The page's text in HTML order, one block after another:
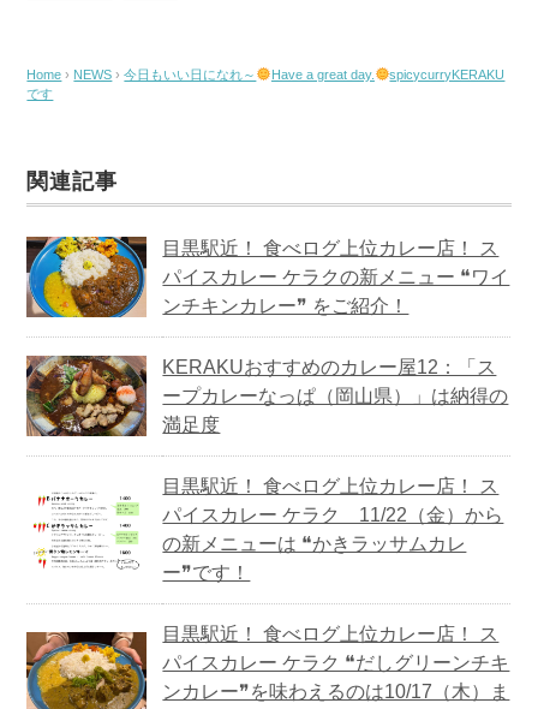
Home › NEWS ›今日もいい日になれ～ Have a great day.
spicycurryKERAKU
です
関連記事
目黒駅近！ 食べログ上位カレー店！ ス
パイスカレー ケラクの新メニュー ❝ワイ
ンチキンカレー❞ をご紹介！
KERAKUおすすめのカレー屋12：「ス
ープカレーなっぱ（岡山県）」は納得の
満足度
目黒駅近！ 食べログ上位カレー店！ ス
パイスカレー ケラク 11/22（金）から
の新メニューは ❝かきラッサムカレ
ー❞です！
目黒駅近！ 食べログ上位カレー店！ ス
パイスカレー ケラク ❝だしグリーンチキ
ンカレー❞を味わえるのは10/17（木）ま